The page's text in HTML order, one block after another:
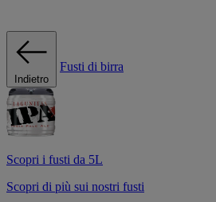
Indietro
Fusti di birra
Scopri i fusti da 5L
Scopri di più sui nostri fusti